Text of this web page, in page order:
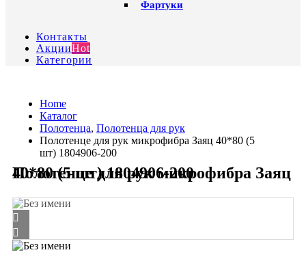
Фартуки
Контакты
АкцииHot
Категории
Home
Каталог
Полотенца, Полотенца для рук
Полотенце для рук микрофибра Заяц 40*80 (5
шт) 1804906-200
Полотенце для рук микрофибра Заяц 40*80 (5 шт) 1804906-200